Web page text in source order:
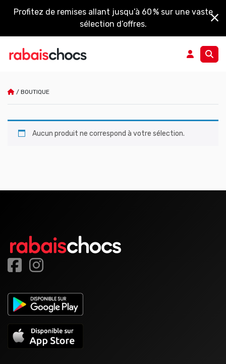
Profitez de remises allant jusqu’à 60 % sur une vaste
sélection d’offres.
/ BOUTIQUE
Boutique
Aucun produit ne correspond à votre sélection.